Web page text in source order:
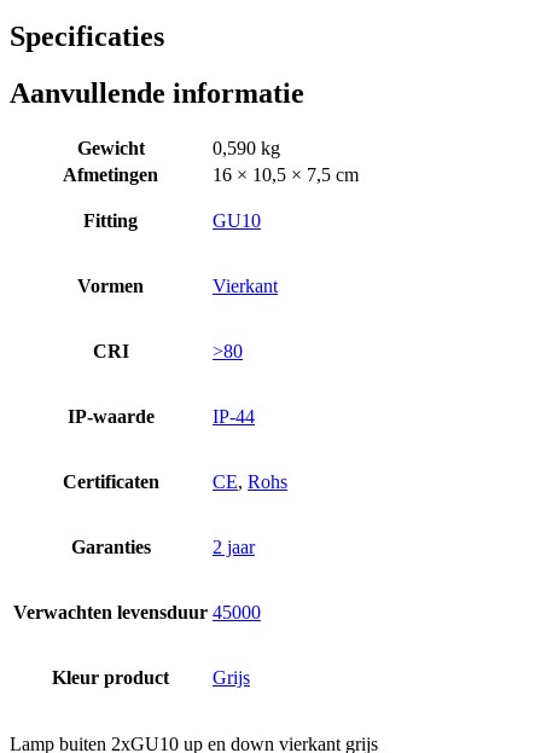
Specificaties
Aanvullende informatie
Gewicht
0,590 kg
Afmetingen
16 × 10,5 × 7,5 cm
Fitting GU10
Vormen Vierkant
CRI >80
IP-waarde IP-44
Certificaten CE, Rohs
Garanties 2 jaar
Verwachten levensduur 45000
Kleur product Grijs
Lamp buiten 2xGU10 up en down vierkant grijs